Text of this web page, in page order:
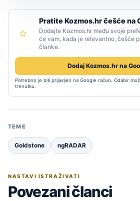
Pratite Kozmos.hr češće na
Dodajte Kozmos.hr među svoje
će vam, kada je relevantno, češće
članke.
Dodaj Kozmos.hr na
Potrebno je biti prijavljen na Google račun. Odabir
trenutku.
TEME
Goldstone ngRADAR
NASTAVI ISTRAŽIVATI
Povezani članci